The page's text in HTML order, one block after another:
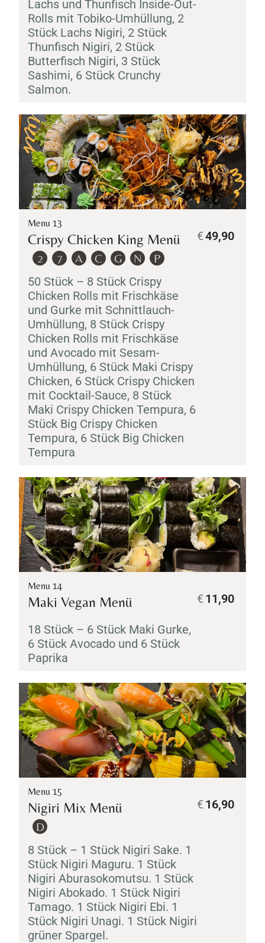
Lachs und Thunfisch Inside-Out-
Rolls mit Tobiko-Umhüllung, 2
Stück Lachs Nigiri, 2 Stück
Thunfisch Nigiri, 2 Stück
Butterfisch Nigiri, 3 Stück
Sashimi, 6 Stück Crunchy
Salmon.
Menu 13
Crispy Chicken King Menü
2 7 A C G N P
50 Stück – 8 Stück Crispy
Chicken Rolls mit Frischkäse
und Gurke mit Schnittlauch-
Umhüllung, 8 Stück Crispy
Chicken Rolls mit Frischkäse
und Avocado mit Sesam-
Umhüllung, 6 Stück Maki Crispy
Chicken, 6 Stück Crispy Chicken
mit Cocktail-Sauce, 8 Stück
Maki Crispy Chicken Tempura, 6
Stück Big Crispy Chicken
Tempura, 6 Stück Big Chicken
Tempura
49,90
€
Menu 14
Maki Vegan Menü
18 Stück – 6 Stück Maki Gurke,
6 Stück Avocado und 6 Stück
Paprika
11,90
€
Menu 15
Nigiri Mix Menü
D
8 Stück – 1 Stück Nigiri Sake. 1
Stück Nigiri Maguru. 1 Stück
Nigiri Aburasokomutsu. 1 Stück
Nigiri Abokado. 1 Stück Nigiri
Tamago. 1 Stück Nigiri Ebi. 1
Stück Nigiri Unagi. 1 Stück Nigiri
grüner Spargel.
16,90
€
Personen
Time
TISCH RESERVIEREN